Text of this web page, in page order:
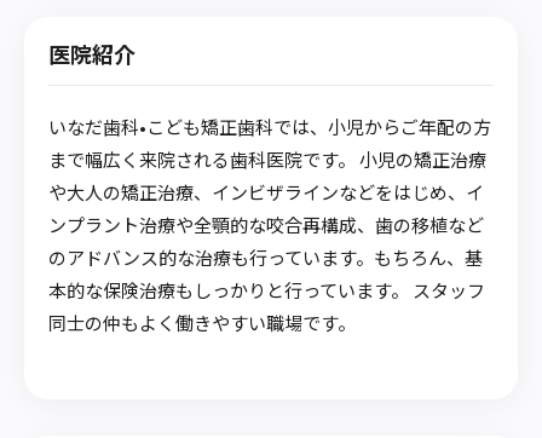
医院紹介
いなだ歯科•こども矯正歯科では、小児からご年配の方
まで幅広く来院される歯科医院です。 小児の矯正治療
や大人の矯正治療、インビザラインなどをはじめ、イ
ンプラント治療や全顎的な咬合再構成、歯の移植など
のアドバンス的な治療も行っています。もちろん、基
本的な保険治療もしっかりと行っています。 スタッフ
同士の仲もよく働きやすい職場です。